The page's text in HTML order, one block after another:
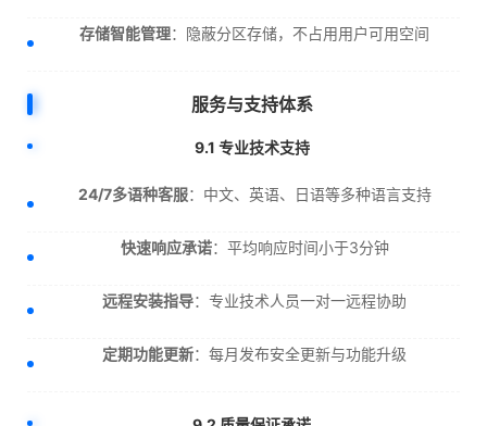
存储智能管理：隐蔽分区存储，不占用用户可用空间
服务与支持体系
9.1 专业技术支持
24/7多语种客服：中文、英语、日语等多种语言支持
快速响应承诺：平均响应时间小于3分钟
远程安装指导：专业技术人员一对一远程协助
定期功能更新：每月发布安全更新与功能升级